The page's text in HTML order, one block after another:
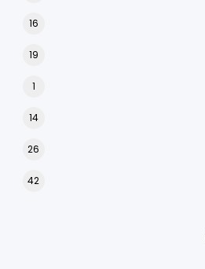
16
19
1
14
26
42